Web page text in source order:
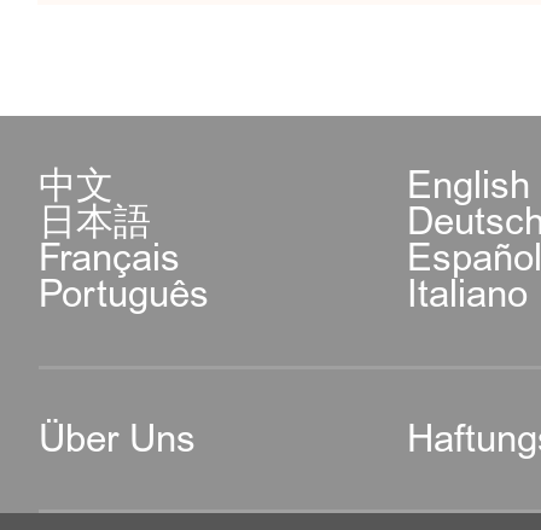
中文 English
日本語
Français
Português Italiano
Über Uns